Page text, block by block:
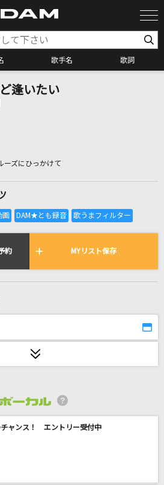
歌手名 歌詞
カラオケ検索
全国りれき
で歌われている曲の一覧
逢いたい
ーズにひっかけて
約 MYリスト保存
チャンス！ エントリー受付中